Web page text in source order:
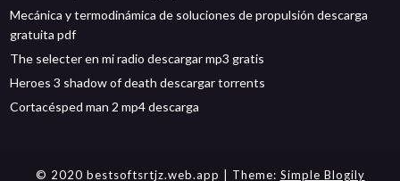
Mecánica y termodinámica de soluciones de propulsión descarga
gratuita pdf
The selecter en mi radio descargar mp3 gratis
Heroes 3 shadow of death descargar torrents
Cortacésped man 2 mp4 descarga
© 2020 bestsoftsrtjz.web.app | Theme: Simple Blogily